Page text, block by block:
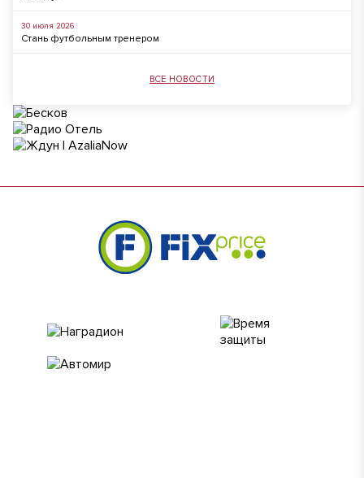
30 июля 2026
Стань футбольным тренером
ВСЕ НОВОСТИ